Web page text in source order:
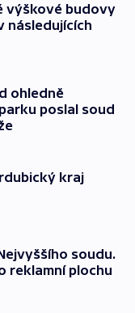
výškové budovy
následujících
ohledně
poslal soud
kraj
soudu.
reklamní plochu